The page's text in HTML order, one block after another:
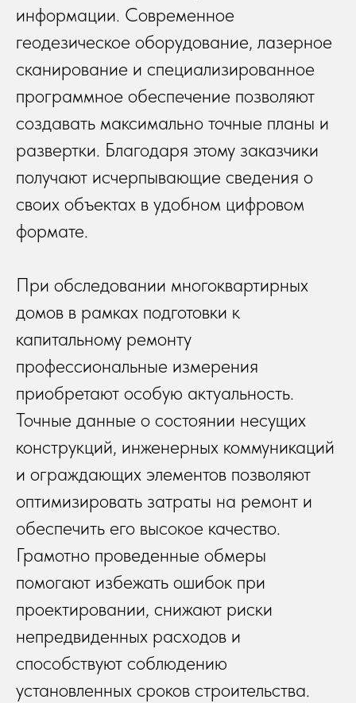
информации. Современное
геодезическое оборудование, лазерное
сканирование и специализированное
программное обеспечение позволяют
создавать максимально точные планы и
развертки. Благодаря этому заказчики
получают исчерпывающие сведения о
своих объектах в удобном цифровом
формате.
При обследовании многоквартирных
домов в рамках подготовки к
капитальному ремонту
профессиональные измерения
приобретают особую актуальность.
Точные данные о состоянии несущих
конструкций, инженерных коммуникаций
и ограждающих элементов позволяют
оптимизировать затраты на ремонт и
обеспечить его высокое качество.
Грамотно проведенные обмеры
помогают избежать ошибок при
проектировании, снижают риски
непредвиденных расходов и
способствуют соблюдению
установленных сроков строительства.